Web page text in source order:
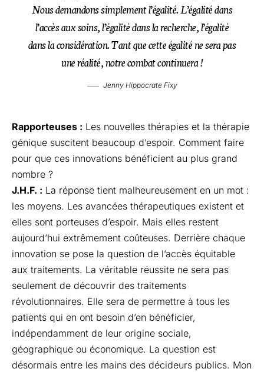
Nous demandons simplement l’égalité. L’égalité dans
l’accès aux soins, l’égalité dans la recherche, l’égalité
dans la considération. Tant que cette égalité ne sera pas
une réalité, notre combat continuera !
Jenny Hippocrate Fixy
Rapporteuses : Les nouvelles thérapies et la thérapie
génique suscitent beaucoup d’espoir. Comment faire
pour que ces innovations bénéficient au plus grand
nombre ?
J.H.F. : La réponse tient malheureusement en un mot :
les moyens. Les avancées thérapeutiques existent et
elles sont porteuses d’espoir. Mais elles restent
aujourd’hui extrêmement coûteuses. Derrière chaque
innovation se pose la question de l’accès équitable
aux traitements. La véritable réussite ne sera pas
seulement de découvrir des traitements
révolutionnaires. Elle sera de permettre à tous les
patients qui en ont besoin d’en bénéficier,
indépendamment de leur origine sociale,
géographique ou économique. La question est
désormais entre les mains des décideurs publics. Mon